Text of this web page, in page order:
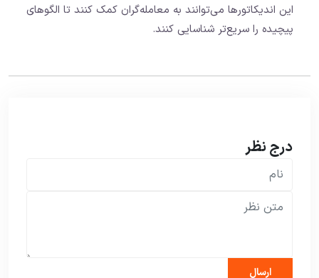
این اندیکاتورها می‌توانند به معامله‌گران کمک کنند تا الگوهای
پیچیده را سریع‌تر شناسایی کنند.
درج نظر